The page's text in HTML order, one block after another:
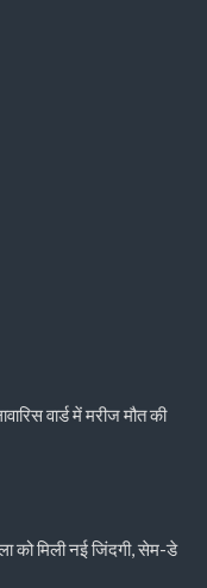
वार्ड में मरीज मौत की
को मिली नई जिंदगी, सेम-डे